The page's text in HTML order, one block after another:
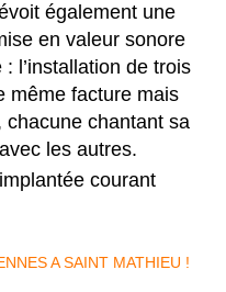
également une
en valeur sonore
: l’installation de trois
même facture mais
chantant sa
les autres.
courant